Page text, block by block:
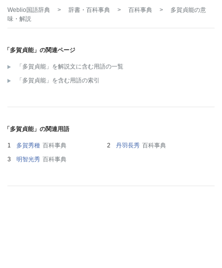
Weblio国語辞典 > 辞書・百科事典 > 百科事典 > 多賀貞能の意
味・解説
「多賀貞能」の関連ページ
「多賀貞能」を解説文に含む用語の一覧
「多賀貞能」を含む用語の索引
「多賀貞能」の関連用語
多賀秀種 百科事典 丹羽長秀 百科事典
明智光秀 百科事典